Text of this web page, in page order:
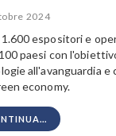
2024
espositori e
paesi con
all'avanguardia
economy.